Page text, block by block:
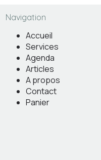
Navigation
Accueil
Services
Agenda
Articles
A propos
Contact
Panier